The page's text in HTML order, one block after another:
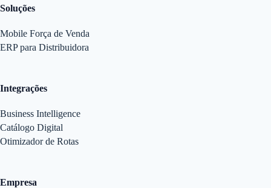
Soluções
Mobile Força de Venda
ERP para Distribuidora
Integrações
Business Intelligence
Catálogo Digital
Otimizador de Rotas
Empresa